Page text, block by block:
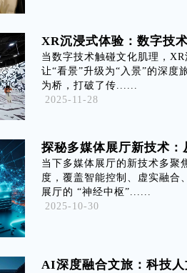
XR沉浸式体验：数字技
当数字技术触碰文化肌理，
让“看景”升级为“入景”的深度
为桥，打破了传......
2025-11-28
探秘多媒体展厅新技术
当下多媒体展厅的新技术多聚
度，覆盖智能控制、虚实融合
展厅的 “神经中枢”......
2025-10-30
AI深度融合文旅：科技